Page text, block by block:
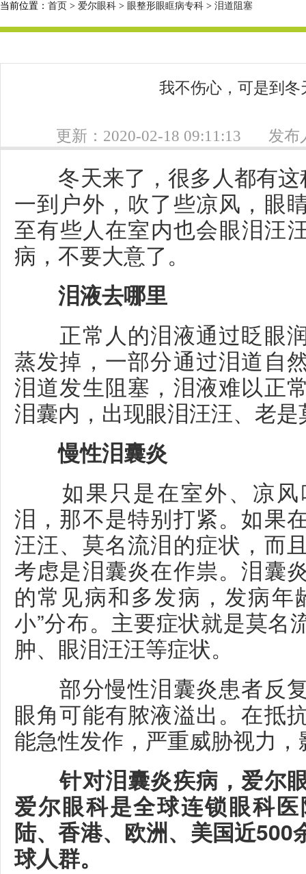
当前位置： 首页 > 爱尔眼科 > 眼整形眼眶病专科 > 泪道阻塞
我不伤心，可是到冬
更新：2020-02-18 09:11:13 发布
冬天来了，很多人都有这
一到户外，吹了些凉风，眼
至有些人在室内也会眼泪
病，不要大意了。
泪液去哪里
正常人的泪液通过眨眼
蒸发掉，一部分通过泪道自
泪道发生阻塞，泪液难以正
泪囊内，出现眼泪汪汪、老
慢性泪囊炎
如果只是在室外、凉风
泪，那不是特别打紧。如果
汪汪、莫名流泪的症状，而
考虑是泪囊炎在作祟。泪囊
的常见病和多发病，发病年
小”分布。主要症状就是莫名
肿、眼泪汪汪等症状。
部分慢性泪囊炎患者反
眼角可能有脓液溢出。在抵
能急性发作，严重威胁视力
针对泪囊炎疾病，爱尔
爱尔眼科是全球连锁眼科
陆、香港、欧洲、美国近500
球人群。